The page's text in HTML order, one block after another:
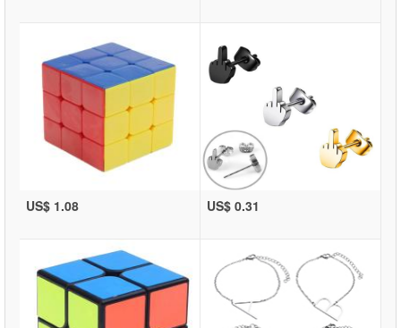
US$ 1.08 US$ 0.31